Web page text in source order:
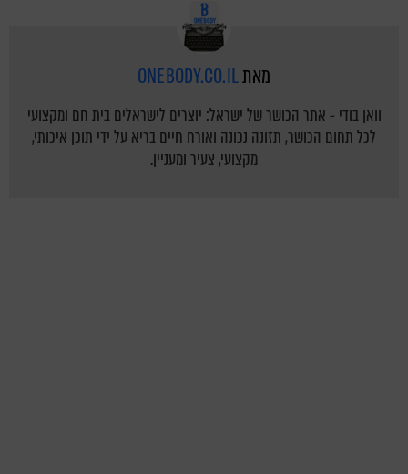
מאתONEBODY.CO.IL
וואן בודי - אתר הכושר של ישראל: יוצרים לישראלים בית חם ומקצועי
לכל תחום הכושר, תזונה נכונה ואורח חיים בריא על ידי תוכן איכותי,
מקצועי, צעיר ומעניין.